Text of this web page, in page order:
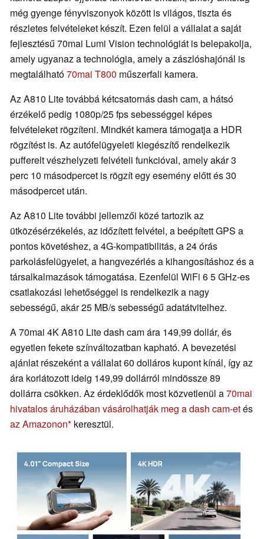
még gyenge fényviszonyok között is világos, tiszta és
részletes felvételeket készít. Ezen felül a vállalat a saját
fejlesztésű 70mai Lumi Vision technológiát is belepakolja,
amely ugyanaz a technológia, amely a zászlóshajónál is
megtalálható70mai T800 műszerfali kamera.
Az A810 Lite továbbá kétcsatornás dash cam, a hátsó
érzékelő pedig 1080p/25 fps sebességgel képes
felvételeket rögzíteni. Mindkét kamera támogatja a HDR
rögzítést is. Az autófelügyeleti kiegészítő rendelkezik
pufferelt vészhelyzeti felvételi funkcióval, amely akár 3
perc 10 másodpercet is rögzít egy esemény előtt és 30
másodpercet után.
Az A810 Lite további jellemzői közé tartozik az
ütközésérzékelés, az időzített felvétel, a beépített GPS a
pontos követéshez, a 4G-kompatibilitás, a 24 órás
parkolásfelügyelet, a hangvezérlés a kihangosításhoz és a
társalkalmazások támogatása. Ezenfelül WiFi 6 5 GHz-es
csatlakozási lehetőséggel is rendelkezik a nagy
sebességű, akár 25 MB/s sebességű adatátvitelhez.
A 70mai 4K A810 Lite dash cam ára 149,99 dollár, és
egyetlen fekete színváltozatban kapható. A bevezetési
ajánlat részeként a vállalat 60 dolláros kupont kínál, így az
ára korlátozott ideig 149,99 dollárról mindössze 89
dollárra csökken. Az érdeklődők most közvetlenül a70mai
hivatalos áruházában vásárolhatják meg a dash cam-etés
az Amazonon keresztül.